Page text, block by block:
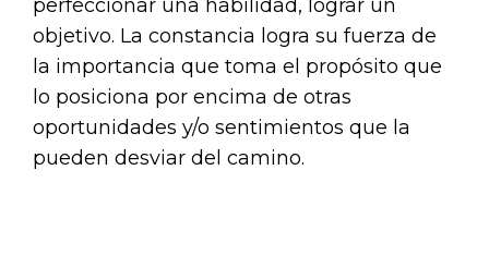
perfeccionar una habilidad, lograr un
objetivo. La constancia logra su fuerza de
la importancia que toma el propósito que
lo posiciona por encima de otras
oportunidades y/o sentimientos que la
pueden desviar del camino.